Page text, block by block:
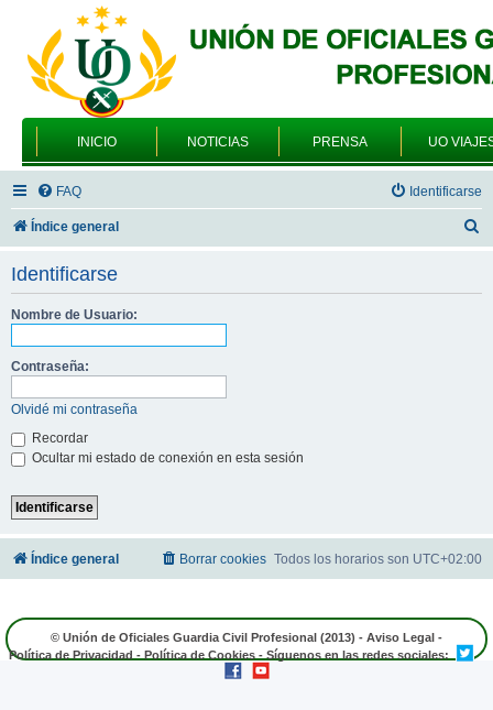
INICIO NOTICIAS PRENSA UO
FAQ Identificarse
Índice general
Identificarse
Nombre de Usuario:
Contraseña:
Olvidé mi contraseña
Recordar
Ocultar mi estado de conexión en esta sesión
Índice general Todos los horarios son UTC+02:00
Borrar cookies
© Unión de Oficiales Guardia Civil Profesional (2013) - Aviso Legal -
Política de Privacidad - Política de Cookies - Síguenos en las redes sociales: